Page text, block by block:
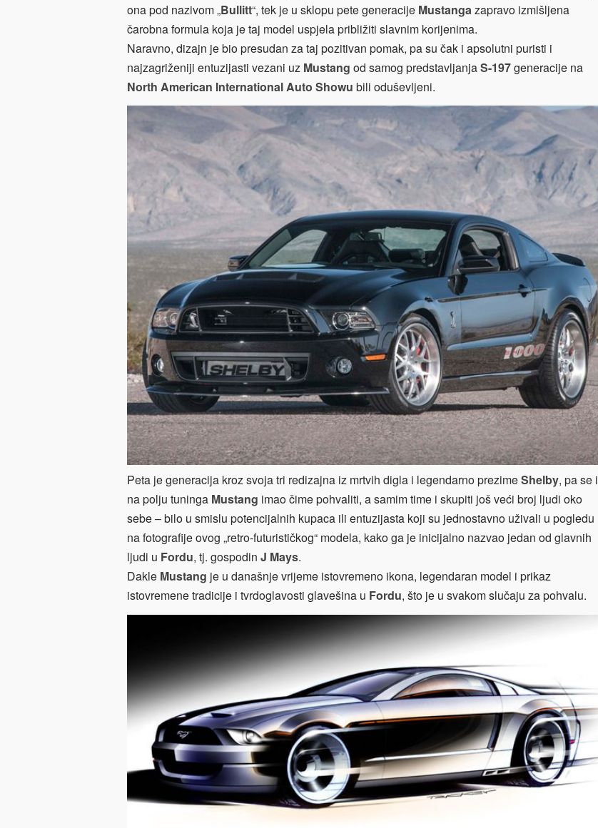
ona pod nazivom „Bullitt“, tek je u sklopu pete generacije Mustangazapravo izmišljena
čarobna formula koja je taj model uspjela približiti slavnim korijenima.
Naravno, dizajn je bio presudan za taj pozitivan pomak, pa su čak i apsolutni puristi i
najzagriženiji entuzijasti vezani uz Mustang od samog predstavljanjaS-197generacije na
North American International Auto Showu bili oduševljeni.
Peta je generacija kroz svoja tri redizajna iz mrtvih digla i legendarno prezimeShelby, pa se i
na polju tuninga Mustang imao čime pohvaliti, a samim time i skupiti još veći broj ljudi oko
sebe – bilo u smislu potencijalnih kupaca ili entuzijasta koji su jednostavno uživali u pogledu
na fotografije ovog „retro-futurističkog“ modela, kako ga je inicijalno nazvao jedan od glavnih
ljudi u Fordu, tj. gospodin J Mays.
Dakle Mustang je u današnje vrijeme istovremeno ikona, legendaran model i prikaz
istovremene tradicije i tvrdoglavosti glavešina u Fordu, što je u svakom slučaju za pohvalu.